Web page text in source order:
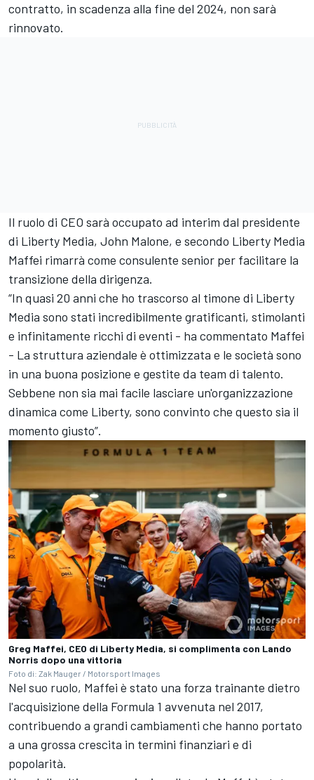
contratto, in scadenza alla fine del 2024, non sarà
rinnovato.
Il ruolo di CEO sarà occupato ad interim dal presidente
di Liberty Media, John Malone, e secondo Liberty Media
Maffei rimarrà come consulente senior per facilitare la
transizione della dirigenza.
“In quasi 20 anni che ho trascorso al timone di Liberty
Media sono stati incredibilmente gratificanti, stimolanti
e infinitamente ricchi di eventi - ha commentato Maffei
- La struttura aziendale è ottimizzata e le società sono
in una buona posizione e gestite da team di talento.
Sebbene non sia mai facile lasciare un'organizzazione
dinamica come Liberty, sono convinto che questo sia il
momento giusto”.
Greg Maffei, CEO di Liberty Media, si complimenta con Lando
Norris dopo una vittoria
Foto di: Zak Mauger / Motorsport Images
Nel suo ruolo, Maffei è stato una forza trainante dietro
l'acquisizione della Formula 1 avvenuta nel 2017,
contribuendo a grandi cambiamenti che hanno portato
a una grossa crescita in termini finanziari e di
popolarità.